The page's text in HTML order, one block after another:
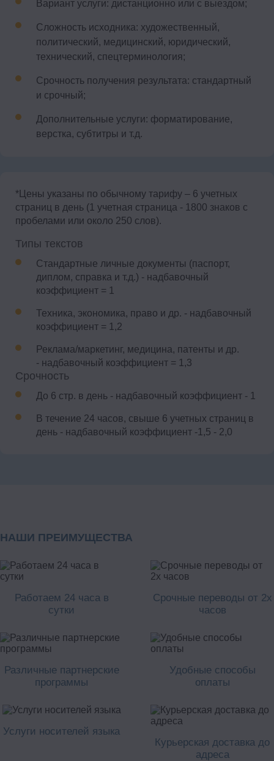
Вариант услуги: дистанционно или с выездом;
Сложность исходника: художественный,
политический, медицинский, юридический,
технический, спецтерминология;
Срочность получения результата: стандартный
и срочный;
Дополнительные услуги: форматирование,
верстка, субтитры и т.д.
*Цены указаны по обычному тарифу – 6 учетных
страниц в день (1 учетная страница - 1800 знаков с
пробелами или около 250 слов).
Типы текстов
Стандартные личные документы (паспорт,
диплом, справка и т.д.) - надбавочный
коэффициент = 1
Техника, экономика, право и др. - надбавочный
коэффициент = 1,2
Реклама/маркетинг, медицина, патенты и др.
- надбавочный коэффициент = 1,3
Срочность
До 6 стр. в день - надбавочный коэффициент - 1
В течение 24 часов, свыше 6 учетных страниц в
день - надбавочный коэффициент -1,5 - 2,0
НАШИ ПРЕИМУЩЕСТВА
Работаем 24 часа в
сутки
Срочные переводы от 2х
часов
Различные партнерские
программы
Удобные способы
оплаты
Услуги носителей языка
Курьерская доставка до
адреса